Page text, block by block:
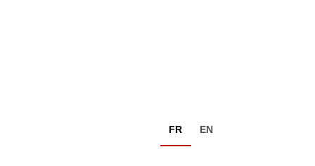
FR EN